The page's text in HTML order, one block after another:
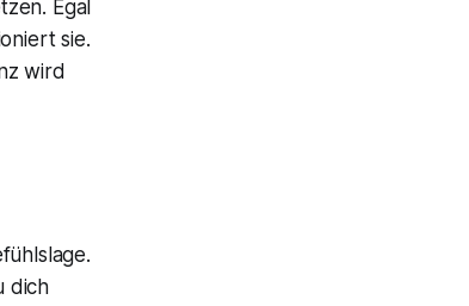
Egal
sie.
wird
dich